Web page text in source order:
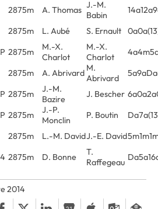
2875m A. Thomas J.-M.
Babin
2875m L. Aubé S. Ernault
2875m
M.-X.
Charlot
M.-X.
Charlot
2875m A. Abrivard M.
Abrivard
2875m
J.-M.
Bazire
J. Bescher
2875m
J.-P.
Monclin
P. Boutin
2875m L.-M. DavidJ.-E. David
2875m D. Bonne
T.
Raffegeau
2014